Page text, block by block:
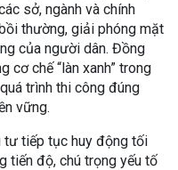
sở, ngành và chính
thường, giải phóng mặt
của người dân. Đồng
cơ chế “làn xanh” trong
trình thi công đúng
vững.
tư tiếp tục huy động tối
tiến độ, chú trọng yếu tố